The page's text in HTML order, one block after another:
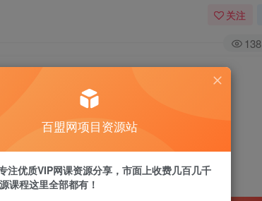
关注
138
人国视频制作，一天变现2000+
请付费后查看
超级会员免费
百盟网项目资源站
注优质VIP网课资源分享，市面上收费几百几千
课程这里全部都有！